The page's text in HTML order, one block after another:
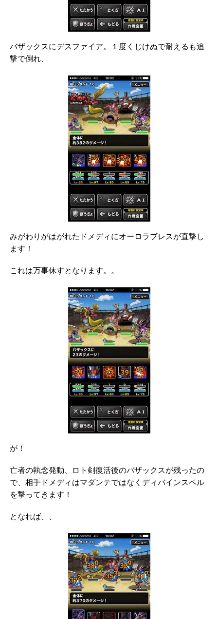
バザックスにデスファイア。１度くじけぬで耐えるも追
撃で倒れ、
みがわりがはがれたドメディにオーロラブレスが直撃し
ます！
これは万事休すとなります。。
が！
亡者の執念発動、ロト剣復活後のバザックスが残ったの
で、相手ドメディはマダンテではなくディバインスペル
を撃ってきます！
となれば、、